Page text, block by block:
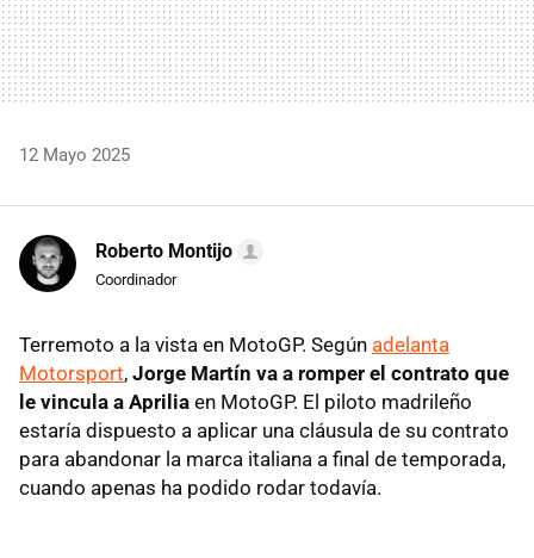
12 Mayo 2025
Roberto Montijo
Coordinador
Terremoto a la vista en MotoGP. Según adelanta
Motorsport, Jorge Martín va a romper el contrato que
le vincula a Aprilia en MotoGP. El piloto madrileño
estaría dispuesto a aplicar una cláusula de su contrato
para abandonar la marca italiana a final de temporada,
cuando apenas ha podido rodar todavía.